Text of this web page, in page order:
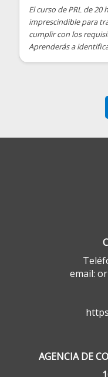
El curso de PRL de
imprescindible para
cumplir con los
Aprenderás a
email:
AGENCIA DE